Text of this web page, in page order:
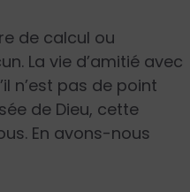
de calcul ou
La vie d’amitié avec
n’est pas de point
de Dieu, cette
En avons-nous